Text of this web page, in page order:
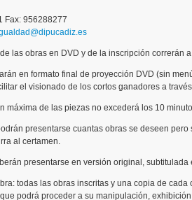
Fax: 956288277
las obras en DVD y de la inscripción correrán
en formato final de proyección DVD (sin
el visionado de los cortos ganadores a
máxima de las piezas no excederá los 10
presentarse cuantas obras se deseen
al certamen.
presentarse en versión original,
todas las obras inscritas y una copia de
podrá proceder a su manipulación,